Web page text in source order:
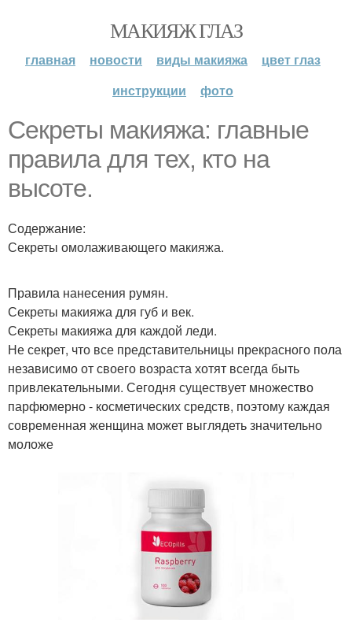
МАКИЯЖ ГЛАЗ
главная новости виды макияжа
цвет глаз
инструкции
фото
Секреты макияжа: главные
правила для тех, кто на
высоте.
Содержание:
Секреты омолаживающего макияжа.
Правила нанесения румян.
Секреты макияжа для губ и век.
Секреты макияжа для каждой леди.
Не секрет, что все представительницы прекрасного пола
независимо от своего возраста хотят всегда быть
привлекательными. Сегодня существует множество
парфюмерно - косметических средств, поэтому каждая
современная женщина может выглядеть значительно
моложе